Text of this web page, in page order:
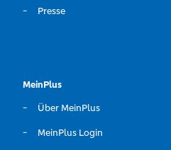
Presse
MeinPlus
Über MeinPlus
MeinPlus Login